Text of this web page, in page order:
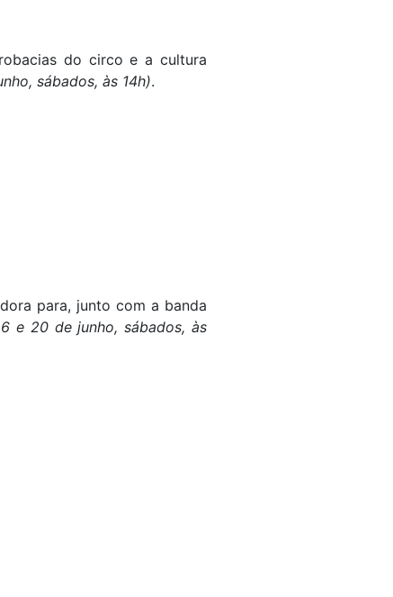
do circo e a cultura
sábados, às 14h).
para, junto com a banda
e 20 de junho, sábados, às